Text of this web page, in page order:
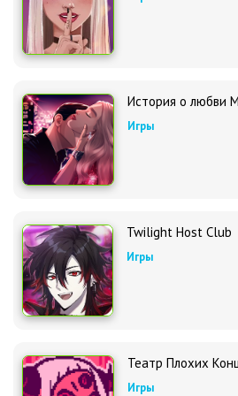
История о любви
Игры
Twilight Host Club
Игры
Театр Плохих
Игры